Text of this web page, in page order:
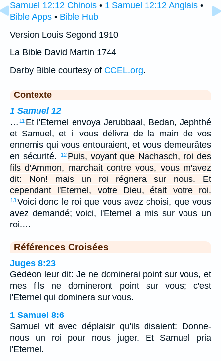
Samuel 12:12 Chinois • 1 Samuel 12:12 Anglais •
Bible Apps • Bible Hub
Version Louis Segond 1910
La Bible David Martin 1744
Darby Bible courtesy of CCEL.org.
Contexte
1 Samuel 12
… 11 Et l'Eternel envoya Jerubbaal, Bedan, Jephthé
et Samuel, et il vous délivra de la main de vos
ennemis qui vous entouraient, et vous demeurâtes
en sécurité.
12 Puis, voyant que Nachasch, roi des
fils d'Ammon, marchait contre vous, vous m'avez
dit: Non! mais un roi régnera sur nous. Et
cependant l'Eternel, votre Dieu, était votre roi.
13Voici donc le roi que vous avez choisi, que vous
avez demandé; voici, l'Eternel a mis sur vous un
roi.…
Références Croisées
Juges 8:23
Gédéon leur dit: Je ne dominerai point sur vous, et
mes fils ne domineront point sur vous; c'est
l'Eternel qui dominera sur vous.
1 Samuel 8:6
Samuel vit avec déplaisir qu'ils disaient: Donne-
nous un roi pour nous juger. Et Samuel pria
l'Eternel.